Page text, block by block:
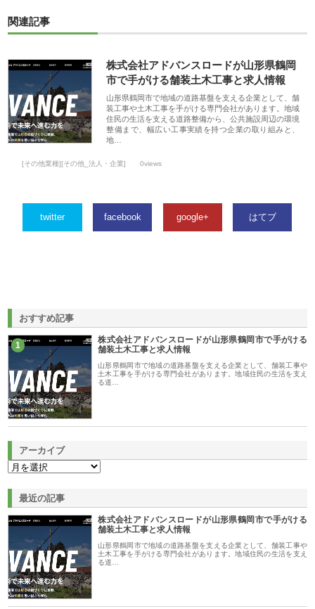
関連記事
株式会社アドバンスロードが山形県鶴岡
市で手がける舗装土木工事と求人情報
山形県鶴岡市で地域の道路基盤を支える企業として、舗
装工事や土木工事を手がける専門会社があります。地域
住民の生活を支える道路整備から、公共施設周辺の環境
整備まで、幅広い工事実績を持つ企業の取り組みと、
地…
[その他業種][その他_法人・企業] 0views
twitter facebook google+ はてブ
おすすめ記事
1
株式会社アドバンスロードが山形県鶴岡市で手がける
舗装土木工事と求人情報
山形県鶴岡市で地域の道路基盤を支える企業として、舗装工事や
土木工事を手がける専門会社があります。地域住民の生活を支え
る道…
アーカイブ
最近の記事
株式会社アドバンスロードが山形県鶴岡市で手がける
舗装土木工事と求人情報
山形県鶴岡市で地域の道路基盤を支える企業として、舗装工事や
土木工事を手がける専門会社があります。地域住民の生活を支え
る道…